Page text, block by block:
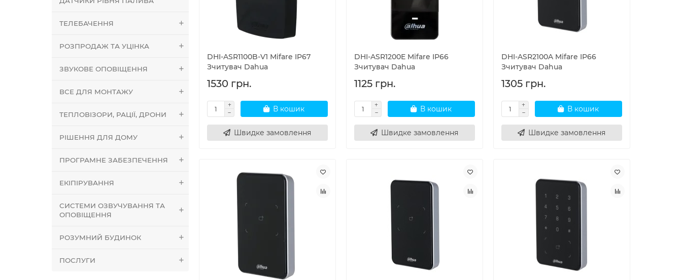
ТЕЛЕБАЧЕННЯ
РОЗПРОДАЖ ТА УЦІНКА
ЗВУКОВЕ ОПОВІЩЕННЯ
ВСЕ ДЛЯ МОНТАЖУ
ТЕПЛОВІЗОРИ, РАЦІЇ, ДРОНИ
РІШЕННЯ ДЛЯ ДОМУ
ПРОГРАМНЕ ЗАБЕЗПЕЧЕННЯ
ЕКІПІРУВАННЯ
СИСТЕМИ ОЗВУЧУВАННЯ ТА
ОПОВІЩЕННЯ
РОЗУМНИЙ БУДИНОК
ПОСЛУГИ
DHI-ASR1100B-V1 Мifare IP67
Зчитувач Dahua
1530 грн.
В кошик
Швидке замовлення
DHI-ASR1200E Mifare IP66
Зчитувач Dahua
1125 грн.
В кошик
Швидке замовлення
DHI-ASR2100A Mifare IP66
Зчитувач Dahua
1305 грн.
В кошик
Швидке замовлення